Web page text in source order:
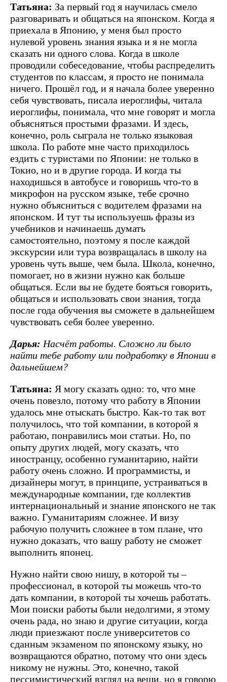
Татьяна: За первый год я научилась смело
разговаривать и общаться на японском. Когда я
приехала в Японию, у меня был просто
нулевой уровень знания языка и я не могла
сказать ни одного слова. Когда в школе
проводили собеседование, чтобы распределить
студентов по классам, я просто не понимала
ничего. Прошёл год, и я начала более уверенно
себя чувствовать, писала иероглифы, читала
иероглифы, понимала, что мне говорят и могла
объясняться простыми фразами. И здесь,
конечно, роль сыграла не только языковая
школа. По работе мне часто приходилось
ездить с туристами по Японии: не только в
Токио, но и в другие города. И когда ты
находишься в автобусе и говоришь что-то в
микрофон на русском языке, тебе срочно
нужно объясниться с водителем фразами на
японском. И тут ты используешь фразы из
учебников и начинаешь думать
самостоятельно, поэтому я после каждой
экскурсии или тура возвращалась в школу на
уровень чуть выше, чем была. Школа, конечно,
помогает, но в жизни нужно как больше
общаться. Если вы не будете бояться говорить,
общаться и использовать свои знания, тогда
после года обучения вы сможете в дальнейшем
чувствовать себя более уверенно.
Дарья: Насчёт работы. Сложно ли было
найти тебе работу или подработку в Японии в
дальнейшем?
Татьяна: Я могу сказать одно: то, что мне
очень повезло, потому что работу в Японии
удалось мне отыскать быстро. Как-то так вот
получилось, что той компании, в которой я
работаю, понравились мои статьи. Но, по
опыту других людей, могу сказать, что
иностранцу, особенно гуманитарию, найти
работу очень сложно. И программисты, и
дизайнеры могут, в принципе, устраиваться в
международные компании, где коллектив
интернациональный и знание японского не так
важно. Гуманитариям сложнее. И визу
рабочую получить сложнее в том плане, что
нужно доказать, что вашу работу не сможет
выполнить японец.
Нужно найти свою нишу, в которой ты –
профессионал, в которой ты можешь что-то
дать компании, в которой ты хочешь работать.
Мои поиски работы были недолгими, я этому
очень рада, но знаю и другие ситуации, когда
люди приезжают после университетов со
сданным экзаменом по японскому языку, но
возвращаются обратно, потому что они здесь
никому не нужны. Это, конечно, такой
пессимистический взгляд на вещи, но я говорю